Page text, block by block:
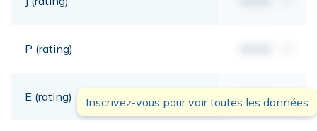
P (rating)
E (rating) 00,00
Inscrivez-vous pour voir toutes les données